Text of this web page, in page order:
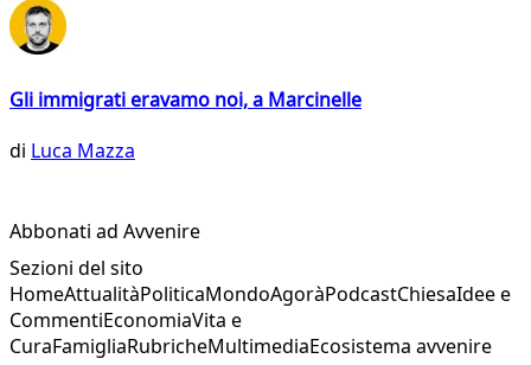
Gli immigrati eravamo noi, a Marcinelle
di Luca Mazza
Abbonati ad Avvenire
Sezioni del sito
HomeAttualitàPoliticaMondoAgoràPodcastChiesaIdee e
CommentiEconomiaVita e
CuraFamigliaRubricheMultimediaEcosistema avvenire